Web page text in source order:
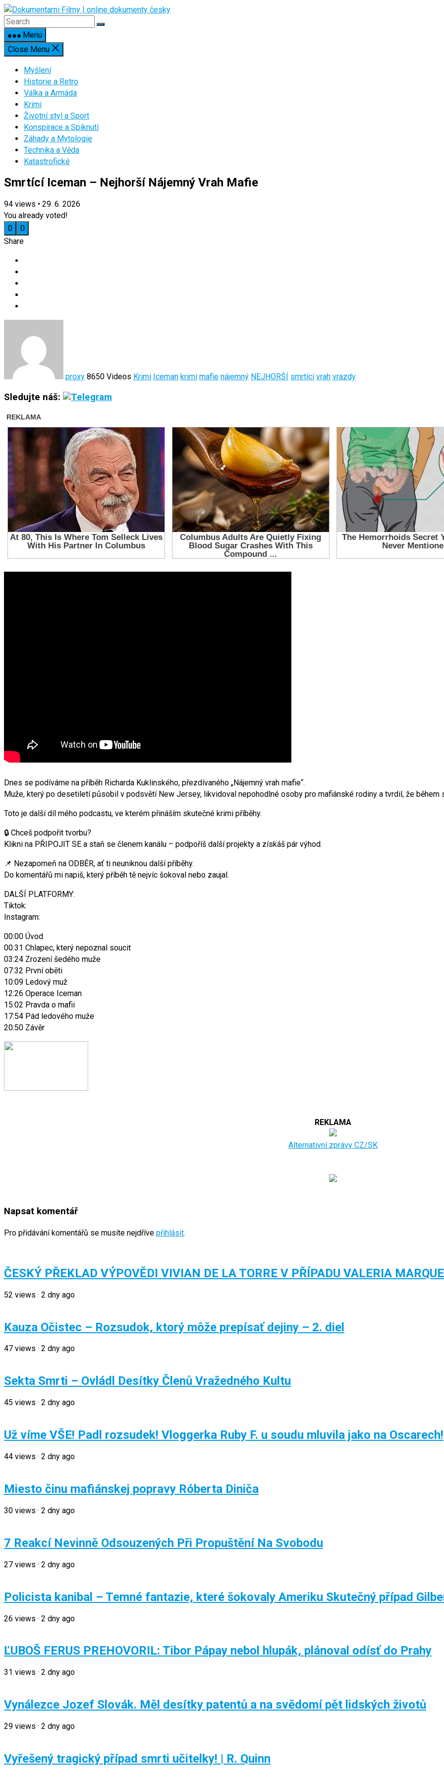
Skip
to
contentMenu
Close Menu
Myšlení
Historie a Retro
Válka a Armáda
Krimi
Životní styl a Sport
Konspirace a Spiknutí
Záhady a Mytologie
Technika a Věda
Katastrofické
Smrtící Iceman – Nejhorší Nájemný Vrah Mafie
94 views • 29. 6. 2026
You already voted!
0
0
Share
proxy 8650 Videos Krimi Iceman krimi mafie nájemný NEJHORŠÍ smrtící vrah vrazdy
Sledujte náš:
Dnes se podíváme na příběh Richarda Kuklinského, přezdívaného „Nájemný vrah mafie“.
Muže, který po desetiletí působil v podsvětí New Jersey, likvidoval nepohodlné osoby pro mafiánské rodiny a tvrdil, že
Toto je další díl mého podcastu, ve kterém přináším skutečné krimi příběhy.
🔒 Chceš podpořit tvorbu?
Klikni na PŘIPOJIT SE a staň se členem kanálu – podpoříš další projekty a získáš pár výhod.
📌 Nezapomeň na ODBĚR, ať ti neuniknou další příběhy.
Do komentářů mi napiš, který příběh tě nejvíc šokoval nebo zaujal.
DALŠÍ PLATFORMY:
Tiktok:
Instagram:
00:00 Úvod
00:31 Chlapec, který nepoznal soucit
03:24 Zrození šedého muže
07:32 První oběti
10:09 Ledový muž
12:26 Operace Iceman
15:02 Pravda o mafii
17:54 Pád ledového muže
20:50 Závěr
REKLAMA
Alternativní zprávy CZ/SK
Napsat komentář
Pro přidávání komentářů se musíte nejdříve přihlásit.
ČESKÝ PŘEKLAD VÝPOVĚDI VIVIAN DE LA TORRE V PŘÍPADU VALERIA
52 views · 2 dny ago
Kauza Očistec – Rozsudok, ktorý môže prepísať dejiny – 2. diel
47 views · 2 dny ago
Sekta Smrti – Ovládl Desítky Členů Vražedného Kultu
45 views · 2 dny ago
Už víme VŠE! Padl rozsudek! Vloggerka Ruby F. u soudu mluvila jako na Oscarech!
44 views · 2 dny ago
Miesto činu mafiánskej popravy Róberta Diniča
30 views · 2 dny ago
7 Reakcí Nevinně Odsouzených Při Propuštění Na Svobodu
27 views · 2 dny ago
Policista kanibal – Temné fantazie, které šokovaly Ameriku Skutečný případ
26 views · 2 dny ago
ĽUBOŠ FERUS PREHOVORIL: Tibor Pápay nebol hlupák, plánoval odísť do Prahy
31 views · 2 dny ago
Vynálezce Jozef Slovák. Měl desítky patentů a na svědomí pět lidských životů
29 views · 2 dny ago
Vyřešený tragický případ smrti učitelky! | R. Quinn